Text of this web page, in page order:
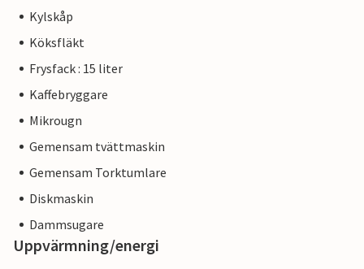
Kylskåp
Köksfläkt
Frysfack : 15 liter
Kaffebryggare
Mikrougn
Gemensam tvättmaskin
Gemensam Torktumlare
Diskmaskin
Dammsugare
Uppvärmning/energi